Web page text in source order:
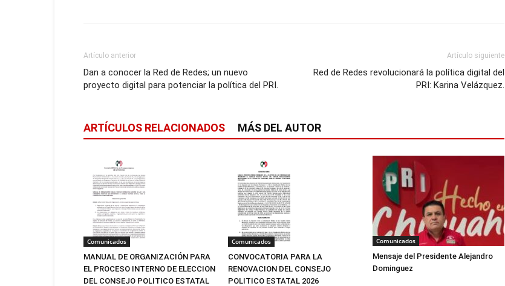
Artículo anterior
Dan a conocer la Red de Redes; un nuevo
proyecto digital para potenciar la política del PRI.
Artículo siguiente
Red de Redes revolucionará la política digital del
PRI: Karina Velázquez.
ARTÍCULOS RELACIONADOS MÁS DEL AUTOR
Comunicados
MANUAL DE ORGANIZACIÓN PARA
EL PROCESO INTERNO DE ELECCION
DEL CONSEJO POLITICO ESTATAL
Comunicados
CONVOCATORIA PARA LA
RENOVACION DEL CONSEJO
POLITICO ESTATAL 2026
Comunicados
Mensaje del Presidente Alejandro
Dominguez